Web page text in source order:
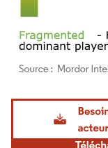
Image © Mordor